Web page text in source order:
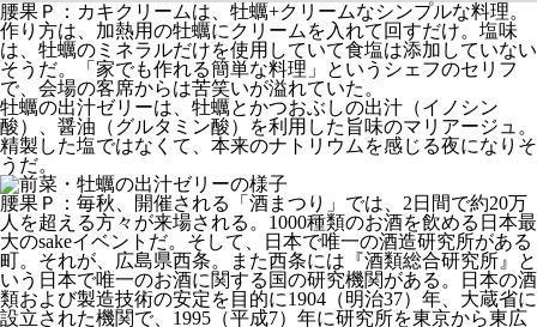
腰果Ｐ：カキクリームは、牡蠣+クリームなシンプルな料理。
作り方は、加熱用の牡蠣にクリームを入れて回すだけ。塩味
は、牡蠣のミネラルだけを使用していて食塩は添加していない
そうだ。「家でも作れる簡単な料理」というシェフのセリフ
で、会場の客席からは苦笑いが溢れていた。
牡蠣の出汁ゼリーは、牡蠣とかつおぶしの出汁（イノシン
酸）、醤油（グルタミン酸）を利用した旨味のマリアージュ。
精製した塩ではなくて、本来のナトリウムを感じる夜になりそ
うだ。
腰果Ｐ
：毎秋、開催される「酒まつり」では、2日間で約20万
人を超える方々が来場される。1000種類のお酒を飲める日本最
大のsakeイベントだ。そして、日本で唯一の酒造研究所がある
町。それが、広島県西条。また西条には『酒類総合研究所』と
いう日本で唯一のお酒に関する国の研究機関がある。日本の酒
類および製造技術の安定を目的に1904（明治37）年、大蔵省に
設立された機関で、1995（平成7）年に研究所を東京から東広